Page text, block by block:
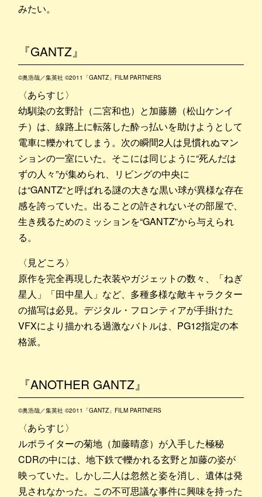
みたい。
『GANTZ』
©奥浩哉／集英社 ©2011「GANTZ」FILM PARTNERS
〈あらすじ〉
幼馴染の玄野計（二宮和也）と加藤勝（松山ケンイ
チ）は、線路上に転落した酔っ払いを助けようとして
電車に轢かれてしまう。次の瞬間2人は見慣れぬマン
ションの一室にいた。そこには同じように“死んだは
ずの人々”が集められ、リビングの中央に
は“GANTZ“と呼ばれる謎の大きな黒い球が異様な存在
感を誇っていた。出ることの許されないその部屋で、
生き残るためのミッションを“GANTZ”から与えられ
る。
〈見どころ〉
原作を完全再現した衣装やガジェットの数々、「ねぎ
星人」「田中星人」など、多種多様な敵キャラクター
の描写は必見。デジタル・フロンティアが手掛けた
VFXにより描かれる過激なバトルは、PG12指定の本
格派。
『ANOTHER GANTZ』
©奥浩哉／集英社 ©2011「GANTZ」FILM PARTNERS
〈あらすじ〉
ルポライターの菊地（加藤晴彦）が入手した極秘
CDRの中には、地下鉄で轢かれる玄野と加藤の姿が
映っていた。しかし二人は忽然と姿を消し、遺体は発
見されなかった。この不可思議な事件に興味を持った